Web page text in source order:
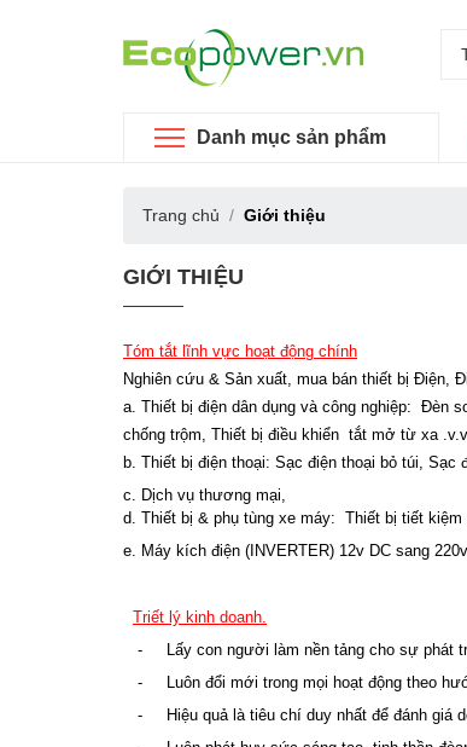
Danh mục sản phẩm
Trang chủ Giới thiệu
GIỚI THIỆU
Tóm tắt lĩnh vực hoạt động chính
Nghiên cứu & Sản xuất, mua bán thiết bị Điện,
a. Thiết bị điện dân dụng và công nghiệp: Đèn
chống trộm, Thiết bị điều khiển tắt mở từ xa
b. Thiết bị điện thoại: Sạc điện thoại bỏ túi,
c. Dịch vụ thương mại,
d. Thiết bị & phụ tùng xe máy: Thiết bị tiết
e. Máy kích điện (INVERTER) 12v DC sang
Triết lý kinh doanh.
- Lấy con người làm nền tảng cho sự phát
- Luôn đổi mới trong mọi hoạt động theo
- Hiệu quả là tiêu chí duy nhất để đánh giá